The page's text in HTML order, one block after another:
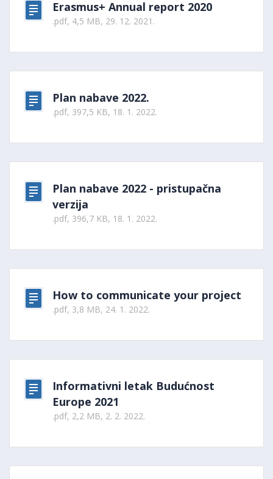
Erasmus+ Annual report 2020
.pdf, 4,5 MB, 29. 12. 2021.
Plan nabave 2022.
.pdf, 397,5 KB, 18. 1. 2022.
Plan nabave 2022 - pristupačna
verzija
.pdf, 396,7 KB, 18. 1. 2022.
How to communicate your project
.pdf, 3,8 MB, 24. 1. 2022.
Informativni letak Budućnost
Europe 2021
.pdf, 2,2 MB, 2. 2. 2022.